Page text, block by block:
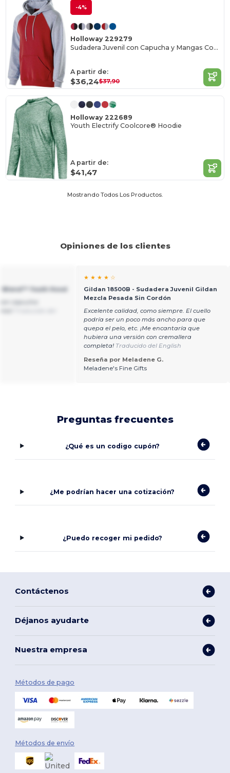
-4%
Holloway 229279
Sudadera Juvenil con Capucha y Mangas Contrastadas
A partir de:
$36,24$37,90
Holloway 222689
Youth Electrify Coolcore® Hoodie
A partir de:
$41,47
Mostrando Todos Los Productos.
Opiniones de los clientes
Blend™ Youth Hood
capucha
★ ★ ★ ★ ☆
Gildan 18500B - Sudadera Juvenil Gildan
Mezcla Pesada Sin Cordón
Excelente calidad, como siempre. El cuello
podría ser un poco más ancho para que
quepa el pelo, etc. ¡Me encantaría que
hubiera una versión con cremallera
completa! Traducido del English
Reseña por Meladene G.
Meladene's Fine Gifts
Preguntas frecuentes
¿Qué es un codigo cupón?
¿Me podrían hacer una cotización?
¿Puedo recoger mi pedido?
Contáctenos
Déjanos ayudarte
Nuestra empresa
Métodos de pago
Métodos de envío